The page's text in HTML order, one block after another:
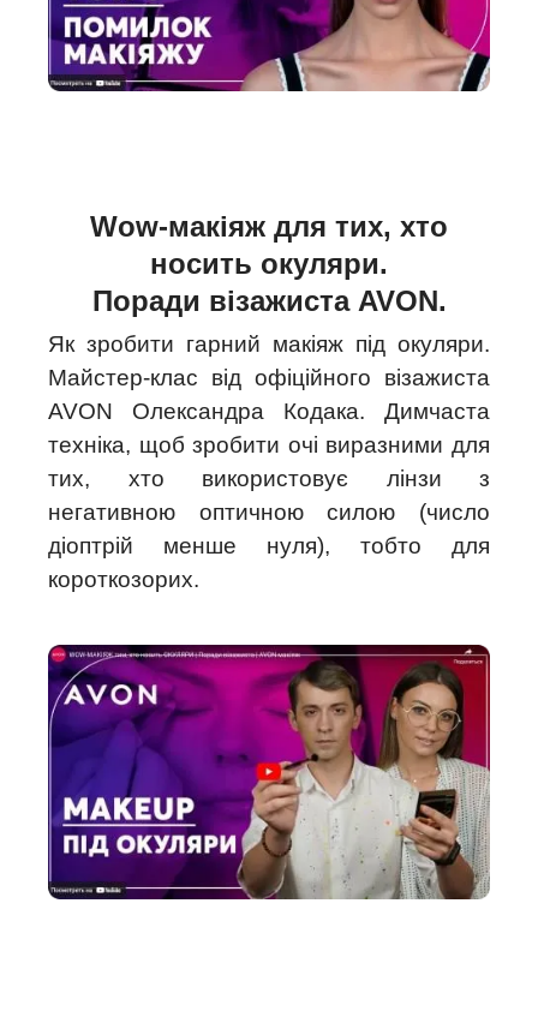
Wow-макіяж для тих, хто
носить окуляри.
Поради візажиста AVON.
Як зробити гарний макіяж під окуляри.
Майстер-клас від офіційного візажиста
AVON Олександра Кодака. Димчаста
техніка, щоб зробити очі виразними для
тих, хто використовує лінзи з
негативною оптичною силою (число
діоптрій менше нуля), тобто для
короткозорих.